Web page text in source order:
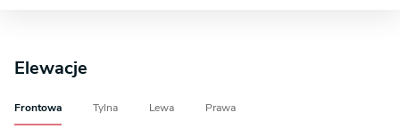
Elewacje
Frontowa Tylna Lewa Prawa